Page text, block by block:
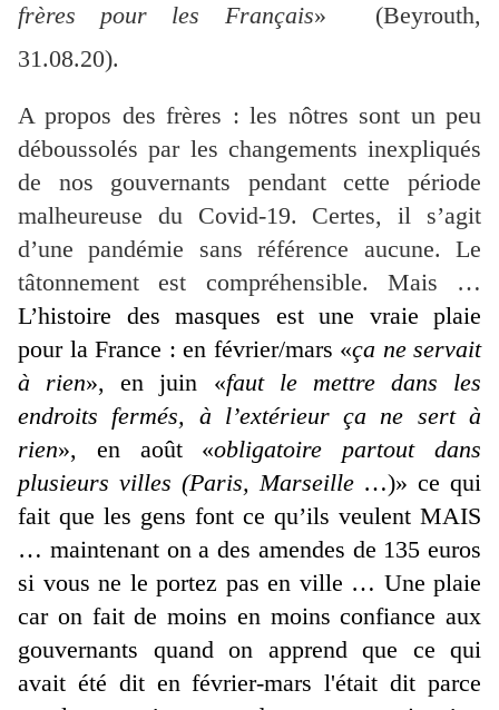
frères
pour les Français» (Beyrouth,
31.08.20).
A propos des frères : les nôtres sont un peu
déboussolés par les changements inexpliqués
de nos gouvernants pendant cette période
malheureuse du Covid-19. Certes, il s’agit
d’une pandémie sans référence aucune. Le
tâtonnement est compréhensible. Mais …
L’histoire des masques est une vraie plaie
pour la France : en février/mars «ça ne servait
à rien», en juin «faut le mettre dans les
endroits fermés, à l’extérieur ça ne sert à
rien», en août «obligatoire partout dans
plusieurs villes (Paris, Marseille …)» ce qui
fait que les gens font ce qu’ils veulent MAIS
… maintenant on a des amendes de 135 euros
si vous ne le portez pas en ville … Une plaie
car on fait de moins en moins confiance aux
gouvernants quand on apprend que ce qui
avait été dit en février-mars l'était dit parce